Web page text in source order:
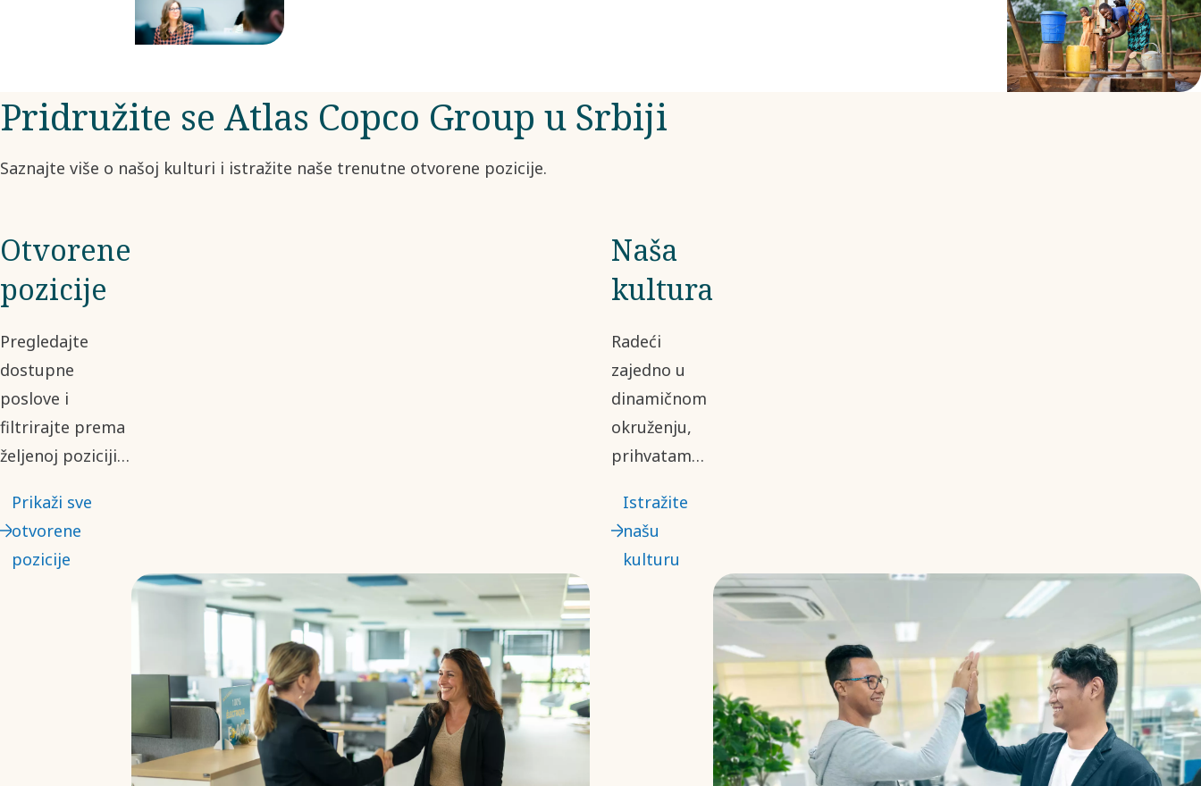
kupcima.
udvostručuje.
Pridružite se Atlas Copco Group u Srbiji
Saznajte više o našoj kulturi i istražite naše trenutne otvorene pozicije.
Otvorene
pozicije
Pregledajte
dostupne
poslove i
filtrirajte prema
željenoj poziciji.
otvorenih
prilika, nadamo
se da ćete kod
Prikaži sve
otvorene
pozicije
Naša
kultura
Radeći
zajedno u
dinamičnom
okruženju,
prihvatamo
perspektive
da bismo
donosili
transparentne
Istražite
našu
kulturu